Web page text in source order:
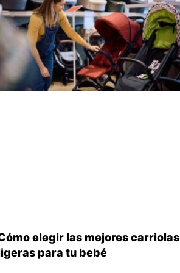
elegir las mejores carriolas
para tu bebé